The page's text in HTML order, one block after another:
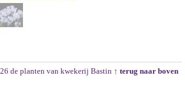
de planten van kwekerij Bastin ↑ terug naar boven